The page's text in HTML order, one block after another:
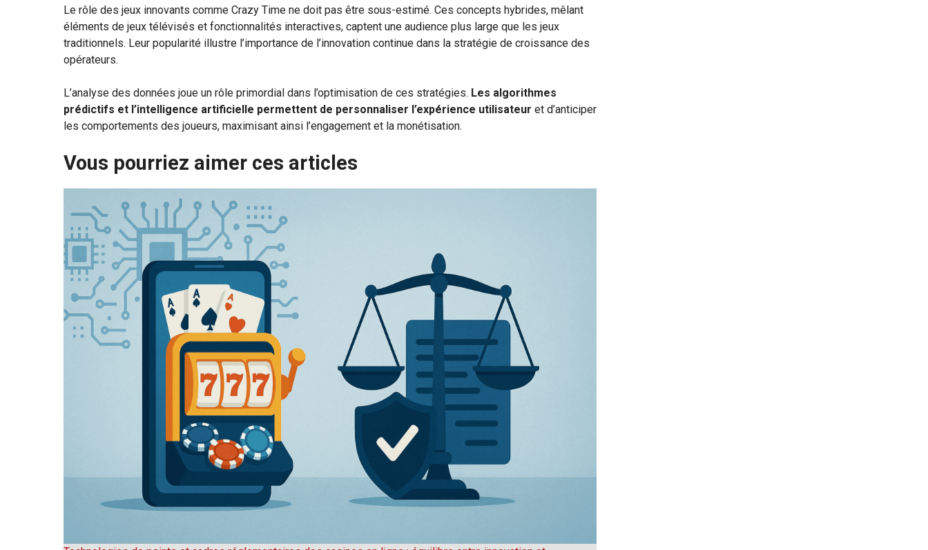
Le rôle des jeux innovants comme Crazy Time ne doit pas être sous-estimé. Ces concepts hybrides, mêlant
éléments de jeux télévisés et fonctionnalités interactives, captent une audience plus large que les jeux
traditionnels. Leur popularité illustre l’importance de l’innovation continue dans la stratégie de croissance des
opérateurs.
L’analyse des données joue un rôle primordial dans l’optimisation de ces stratégies. Les algorithmes
prédictifs et l’intelligence artificielle permettent de personnaliser l’expérience utilisateur et d’anticiper
les comportements des joueurs, maximisant ainsi l’engagement et la monétisation.
Vous pourriez aimer ces articles